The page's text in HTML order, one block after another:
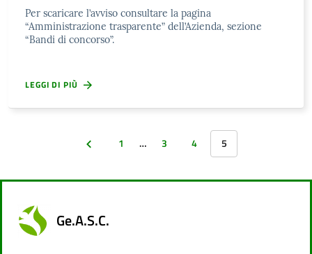
Per scaricare l’avviso consultare la pagina
“Amministrazione trasparente” dell’Azienda, sezione
“Bandi di concorso”.
LEGGI DI PIÙ
1 … 3 4 5
Ge.A.S.C.